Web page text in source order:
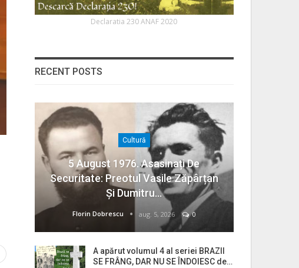
Declaratia 230 ANAF 2020
RECENT POSTS
Cultură
5 August 1976. Asasinați De
Securitate: Preotul Vasile Zăpârțan
Și Dumitru…
Florin Dobrescu aug. 5, 2026 0
A apărut volumul 4 al seriei BRAZII
SE FRÂNG, DAR NU SE ÎNDOIESC de…